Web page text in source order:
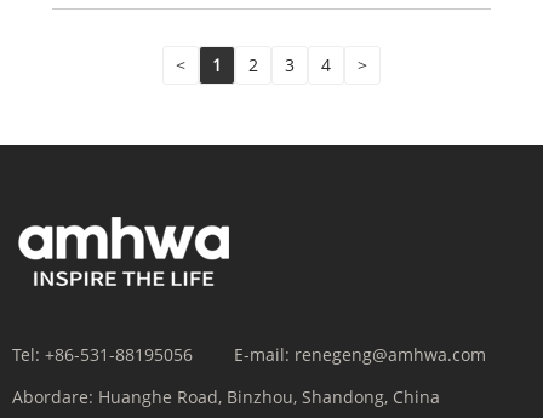
< 1 2 3 4 >
Tel: +86-531-88195056 E-mail: renegeng@amhwa.com
Abordare: Huanghe Road, Binzhou, Shandong, China